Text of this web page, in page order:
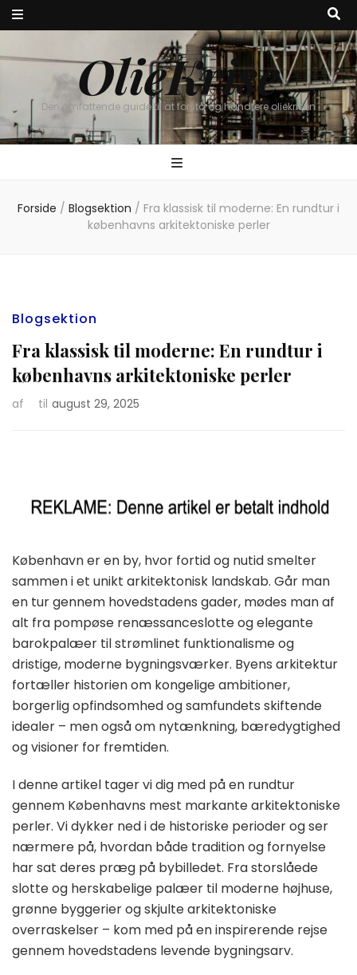
OlieKrise
Den omfattende guide til at forstå og håndtere oliekrisen
Forside / Blogsektion / Fra klassisk til moderne: En rundtur i
københavns arkitektoniske perler
Blogsektion
Fra klassisk til moderne: En rundtur i
københavns arkitektoniske perler
af til august 29, 2025
København er en by, hvor fortid og nutid smelter
sammen i et unikt arkitektonisk landskab. Går man
en tur gennem hovedstadens gader, mødes man af
alt fra pompøse renæssanceslotte og elegante
barokpalæer til strømlinet funktionalisme og
dristige, moderne bygningsværker. Byens arkitektur
fortæller historien om kongelige ambitioner,
borgerlig opfindsomhed og samfundets skiftende
idealer – men også om nytænkning, bæredygtighed
og visioner for fremtiden.
I denne artikel tager vi dig med på en rundtur
gennem Københavns mest markante arkitektoniske
perler. Vi dykker ned i de historiske perioder og ser
nærmere på, hvordan både tradition og fornyelse
har sat deres præg på bybilledet. Fra storslåede
slotte og herskabelige palæer til moderne højhuse,
grønne byggerier og skjulte arkitektoniske
overraskelser – kom med på en inspirerende rejse
gennem hovedstadens levende bygningsarv.